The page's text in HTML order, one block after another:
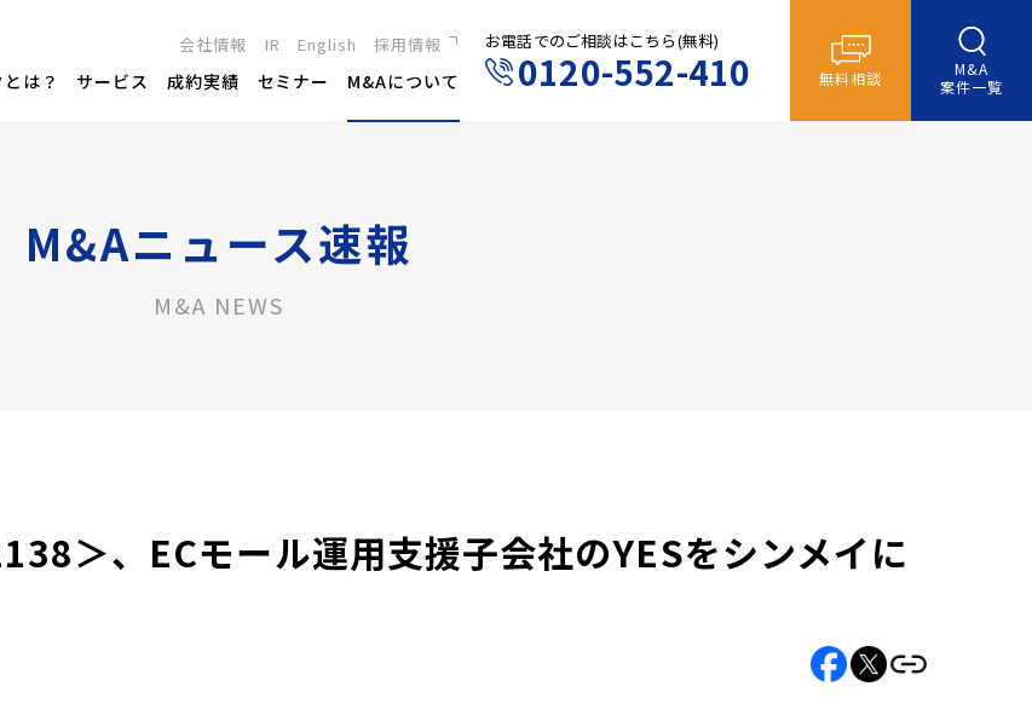
会社情報 IR English 採用情報
新卒採用
キャリア採用
は？ サービス 成約実績 セミナー M&Aについて
お電話でのご相談はこちら(無料)
0120-552-410 無料相談
M&A
案件一覧
M&Aニュース速報
M&A NEWS
＞、ECモール運用支援子会社のYESをシンメイに